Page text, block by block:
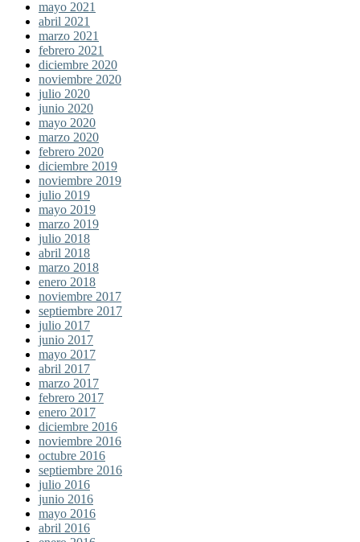
mayo 2021
abril 2021
marzo 2021
febrero 2021
diciembre 2020
noviembre 2020
julio 2020
junio 2020
mayo 2020
marzo 2020
febrero 2020
diciembre 2019
noviembre 2019
julio 2019
mayo 2019
marzo 2019
julio 2018
abril 2018
marzo 2018
enero 2018
noviembre 2017
septiembre 2017
julio 2017
junio 2017
mayo 2017
abril 2017
marzo 2017
febrero 2017
enero 2017
diciembre 2016
noviembre 2016
octubre 2016
septiembre 2016
julio 2016
junio 2016
mayo 2016
abril 2016